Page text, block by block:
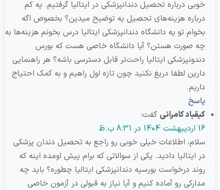
درباره تحصیل دندانپزشکی در ایتالیا گرفتیم. یه کم
هزینه‌های تحصیل یه توضیح میدین؟ بخصوص اگه
تو یه دانشگاه دندانپزشکی ایتالیا درس بخونم هزینه‌ها به
هستن؟ آیا دانشگاه خاصی هست که بورس
ایتالیا راحت‌تر قابل دسترسی باشه؟ هر راهنمایی
لطفا دریغ نکنید چون تازه اول راهیم و به کمک احتیاج
کامرانی گفت:
اطلاعات خیلی خوبی رو راجع به تحصیل دندان پزشکی
دادید. یکی از سوالاتی که برام پیش اومده اینه که
درخواست بورسیه دندانپزشکی ایتالیا چطوره؟ باید چه
رو آماده کنیم و آیا نیاز به قبولی در آزمون خاصی